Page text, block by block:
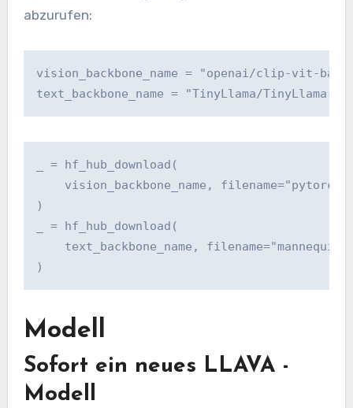
abzurufen:
vision_backbone_name = "openai/clip-vit-
text_backbone_name = "TinyLlama/TinyLlama-
_ = hf_hub_download(
vision_backbone_name,
)
_ = hf_hub_download(
text_backbone_name,
)
Modell
Sofort ein neues LLAVA -
Modell